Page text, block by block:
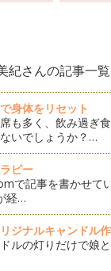
紀さんの記事一覧
身体をリセット
も多く、飲み過ぎ
いでしょうか？…
ピー
で記事を書かせて
経…
ジナルキャンドル
ルの灯りだけで娘と